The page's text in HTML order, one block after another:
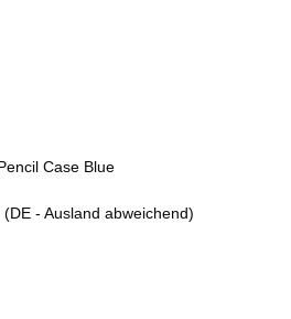
Case Blue
(DE - Ausland abweichend)